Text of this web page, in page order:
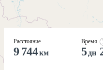
Расстояние
9 744км
Время
5 дн